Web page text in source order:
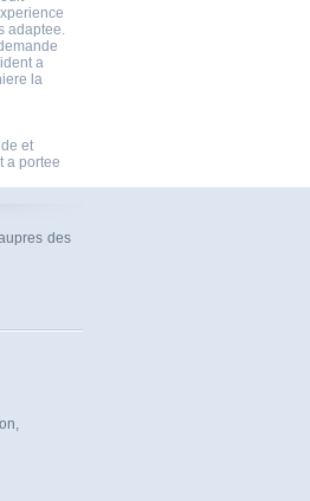
adaptee.
a
la
et
a portee
des